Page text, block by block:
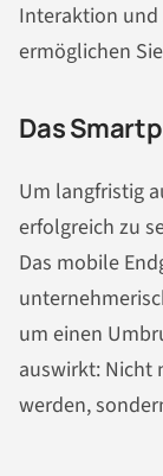
Interaktion und
ermöglichen
Das
Um langfristig
erfolgreich zu
Das mobile
um einen
auswirkt: Nicht
werden,